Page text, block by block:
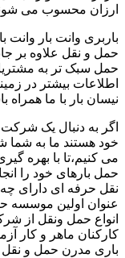
ارزان محسوب می
باربری وانت بار وانت
حمل و نقل علاوه بر
حمل سبک تر به
اطلاعات بیشتر در
نیسان بار با ما همراه
اگر به دنبال یک
خود هستند ما به شما
می کنیم،تا با بهره
حمل بارهای خود را
نقل حرفه ای دارای
عنوان اولین موسسه
انواع حمل ونقل از
کارکنان ماهر و کار
باری مدرن حمل و نقل